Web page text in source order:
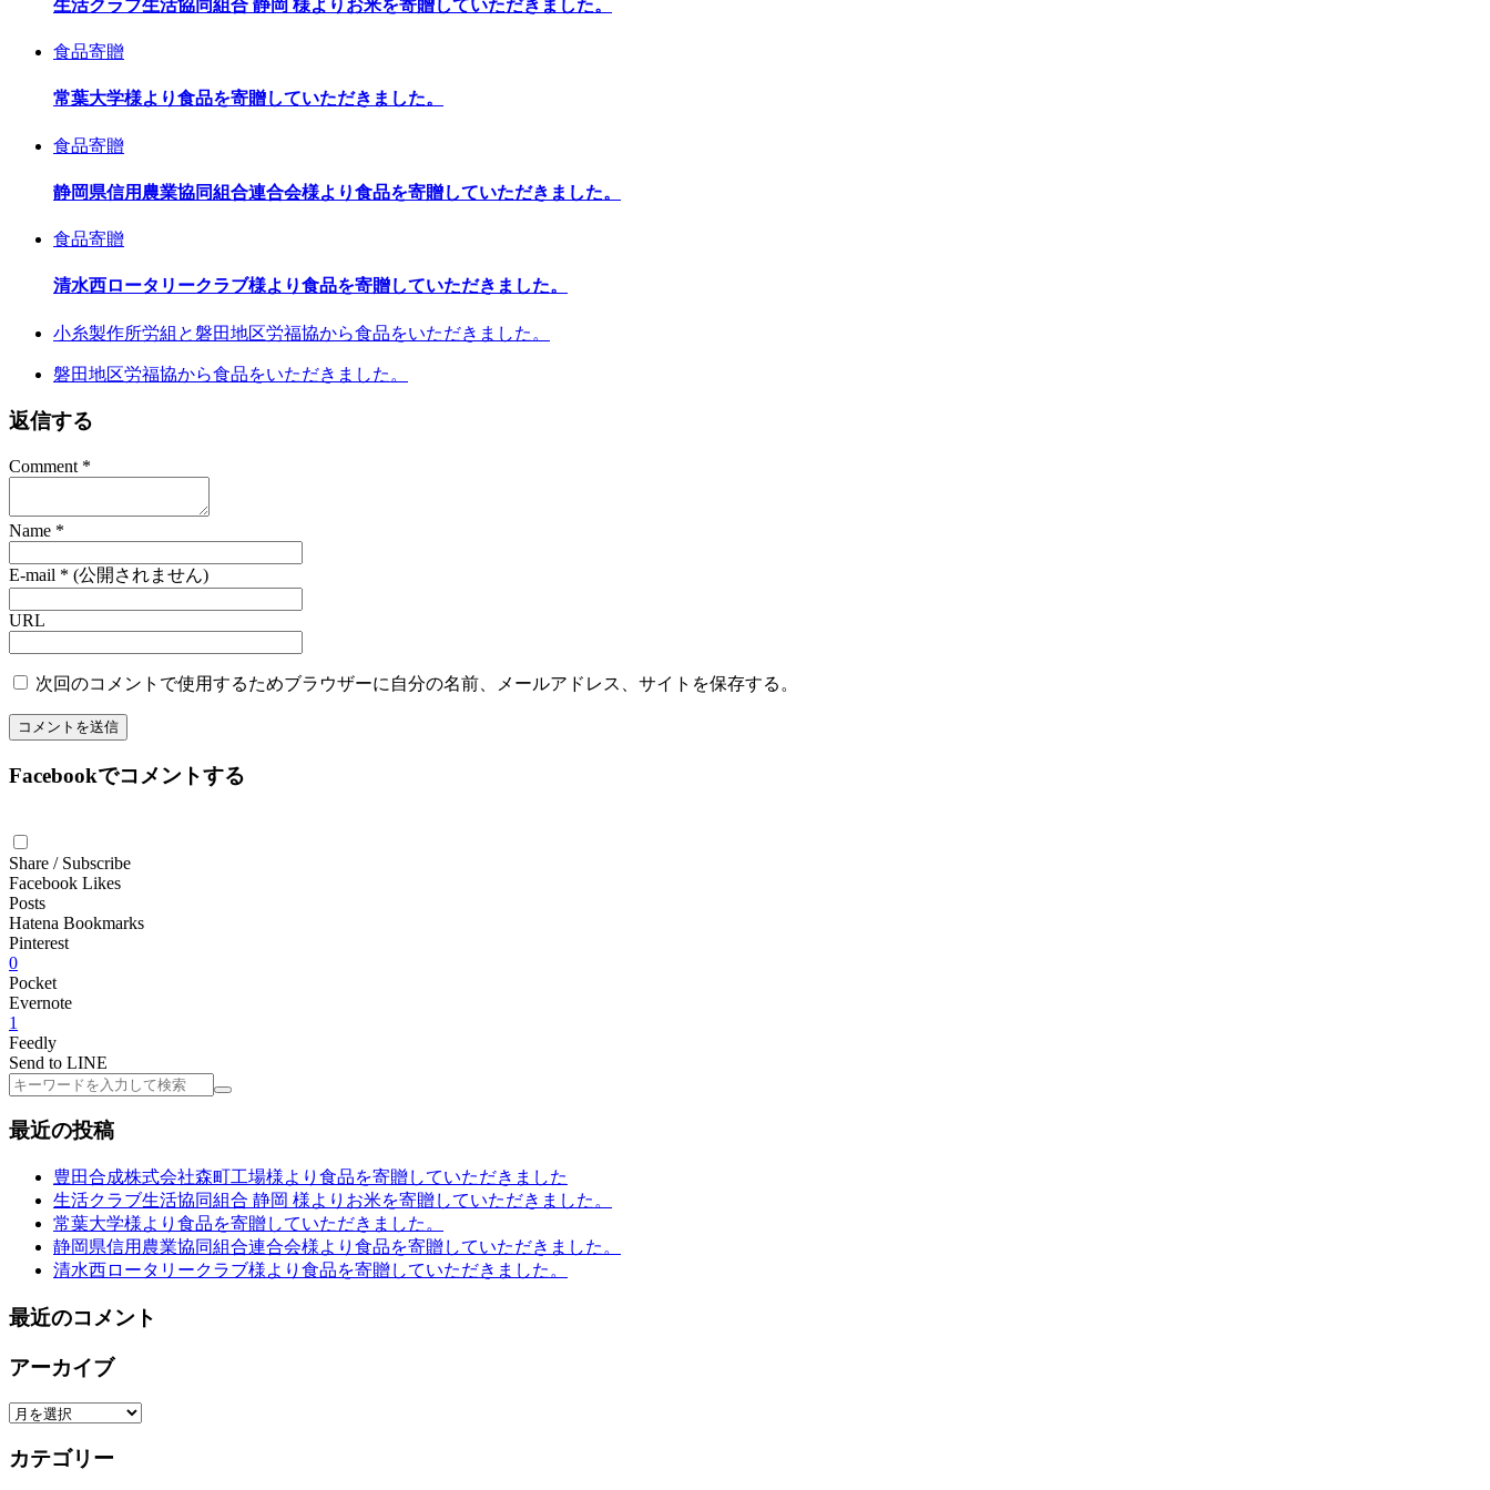
生活クラブ生活協同組合 静岡 様よりお米を寄贈していただきました。
食品寄贈
常葉大学様より食品を寄贈していただきました。
食品寄贈
静岡県信用農業協同組合連合会様より食品を寄贈していただきました。
食品寄贈
清水西ロータリークラブ様より食品を寄贈していただきました。
小糸製作所労組と磐田地区労福協から食品をいただきました。
磐田地区労福協から食品をいただきました。
返信する
Comment *
Name *
E-mail * (公開されません)
URL
次回のコメントで使用するためブラウザーに自分の名前、メールアドレス、サイトを保存する。
Facebookでコメントする
Share / Subscribe
Facebook Likes
Posts
Hatena Bookmarks
Pinterest
0
Pocket
Evernote
1
Feedly
Send to LINE
検
最近の投稿
豊田合成株式会社森町工場様より食品を寄贈していただきました
生活クラブ生活協同組合 静岡 様よりお米を寄贈していただきました。
常葉大学様より食品を寄贈していただきました。
静岡県信用農業協同組合連合会様より食品を寄贈していただきました。
清水西ロータリークラブ様より食品を寄贈していただきました。
最近のコメント
アーカイブ
ア
カ
カテゴリー